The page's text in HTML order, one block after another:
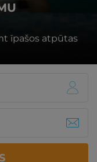
īpašos atpūtas